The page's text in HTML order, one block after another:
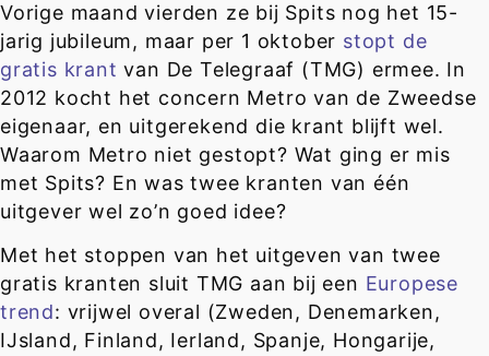
Vorige maand vierden ze bij Spits nog het 15-
jarig jubileum, maar per 1 oktober stopt de
gratis krant van De Telegraaf (TMG) ermee. In
2012 kocht het concern Metro van de Zweedse
eigenaar, en uitgerekend die krant blijft wel.
Waarom Metro niet gestopt? Wat ging er mis
met Spits? En was twee kranten van één
uitgever wel zo’n goed idee?
Met het stoppen van het uitgeven van twee
gratis kranten sluit TMG aan bij een Europese
trend: vrijwel overal (Zweden, Denemarken,
IJsland, Finland, Ierland, Spanje, Hongarije,